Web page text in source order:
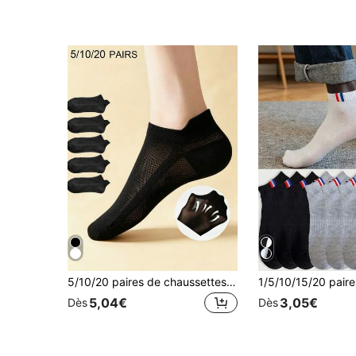
5/10/20 paires de chaussettes de cheville invisibles en maille respirante, chaussettes courtes unisexes de couleur unie ultra-fines pour l'été, chaussettes de compression confortables antidérapantes sans glissement du talon, chaussettes de sport et de fitness en soie de glace de couleur unie, chaussettes de climatisation unisexes, avec un design de bande élastique antidérapante douce, parfaites pour le port quotidien et les activités de plein air
Dès5,04€
Dès3,05€